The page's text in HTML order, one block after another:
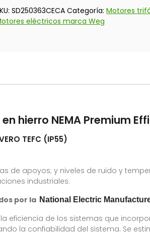
SD250363CECA Categoría:Motores
eléctricos marca Weg
hierro NEMA Premium
TEFC (IP55)
de apoyos; y niveles de ruido y
industriales.
por la National Electric
eficiencia de los sistemas que
la confiabilidad del sistema. Se